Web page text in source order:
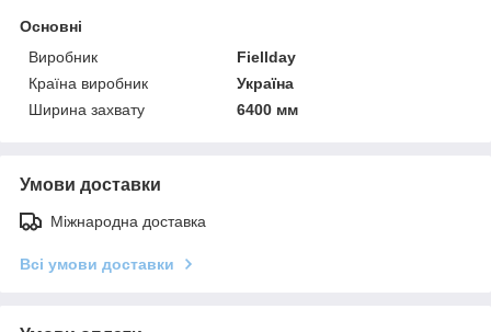
Основні
Виробник
Fiellday
Країна виробник
Україна
Ширина захвату
6400 мм
Умови доставки
Міжнародна доставка
Всі умови доставки